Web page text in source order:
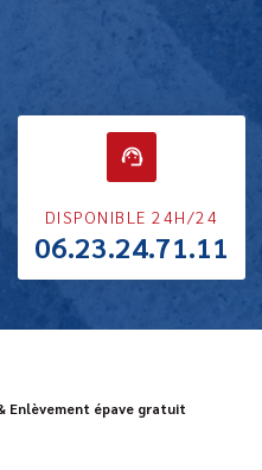
DISPONIBLE 24H/24
06.23.24.71.11
Enlèvement épave gratuit